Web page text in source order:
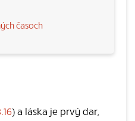
časoch
) a láska je prvý dar,